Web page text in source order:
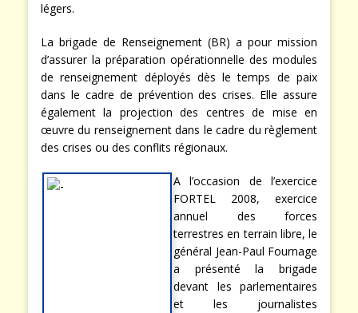
légers.
La brigade de Renseignement (BR) a pour mission
d’assurer la préparation opérationnelle des modules
de renseignement déployés dès le temps de paix
dans le cadre de prévention des crises. Elle assure
également la projection des centres de mise en
œuvre du renseignement dans le cadre du règlement
des crises ou des conflits régionaux.
A l’occasion de l’exercice
FORTEL 2008, exercice
annuel des forces
terrestres en terrain libre, le
général Jean-Paul Fournage
a présenté la brigade
devant les parlementaires
et les journalistes